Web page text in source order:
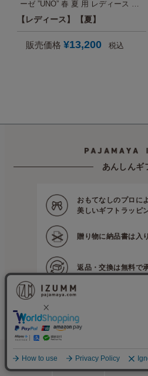
ホーム カート おねむりフェ
ーゼ ”UNO” 春 夏 用 レディース パ
ジャマ・半袖(七分袖)・前開き 旅行
入院 母親 誕生日プレゼント にも
【国内送料無料】
レディース 夏
販売価格 ¥13,200 税込
あんしんギ
おもてなしのプロに
美しいギフトラッピ
贈り物に納品書は入
返品・交換は無料で
サクッと お買い物ガイド